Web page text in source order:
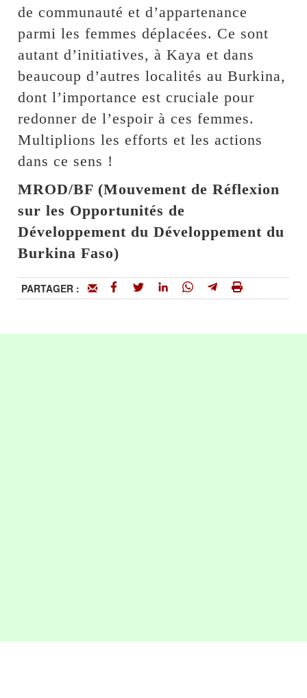
de communauté et d’appartenance
parmi les femmes déplacées. Ce sont
autant d’initiatives, à Kaya et dans
beaucoup d’autres localités au Burkina,
dont l’importance est cruciale pour
redonner de l’espoir à ces femmes.
Multiplions les efforts et les actions
dans ce sens !
MROD/BF (Mouvement de Réflexion
sur les Opportunités de
Développement du Développement du
Burkina Faso)
PARTAGER :